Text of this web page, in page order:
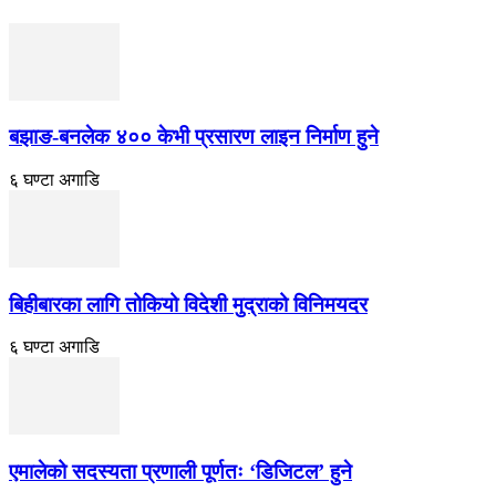
बझाङ-बनलेक ४०० केभी प्रसारण लाइन निर्माण हुने
६ घण्टा अगाडि
बिहीबारका लागि तोकियो विदेशी मुद्राको विनिमयदर
६ घण्टा अगाडि
एमालेको सदस्यता प्रणाली पूर्णतः ‘डिजिटल’ हुने